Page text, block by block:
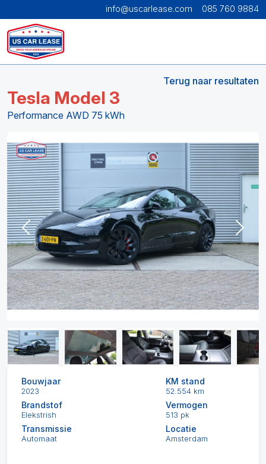
info@uscarlease.com 085 760 9884
Terug naar resultaten
Tesla Model 3
Performance AWD 75 kWh
Previous Next
Bouwjaar
2023
KM stand
52.554 km
Brandstof
Elekstrish
Vermogen
513 pk
Transmissie
Automaat
Locatie
Amsterdam